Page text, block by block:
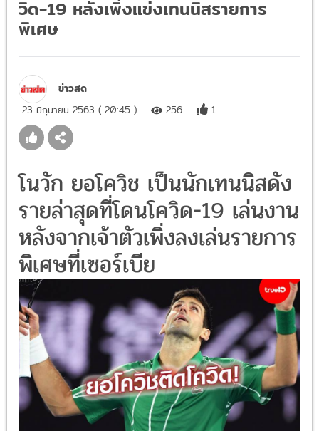
วิด-19 หลังเพิ่งแข่งเทนนิสรายการ
พิเศษ
ข่าวสด
23 มิถุนายน 2563 ( 20:45 ) 256 1
โนวัก ยอโควิช เป็นนักเทนนิสดัง
รายล่าสุดที่โดนโควิด-19 เล่นงาน
หลังจากเจ้าตัวเพิ่งลงเล่นรายการ
พิเศษที่เซอร์เบีย